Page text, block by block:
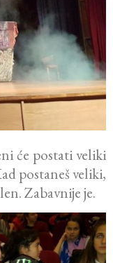
će postati veliki
postaneš veliki,
Zabavnije je.